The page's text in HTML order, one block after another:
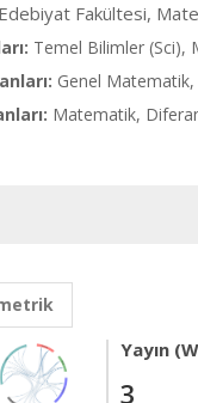
Fakültesi,
Temel Bilimler
Genel
Matematik,
Yayın
3